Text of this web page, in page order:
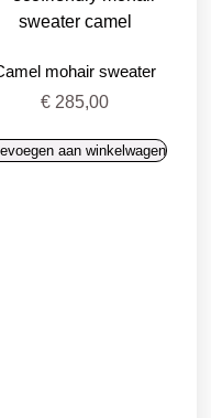
mohair sweater
€ 285,00
aan winkelwagen